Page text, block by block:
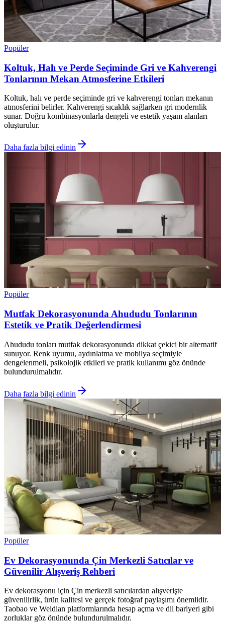
Popüler
Koltuk, Halı ve Perde Seçiminde Gri ve Kahverengi
Tonlarının Mekan Atmosferine Etkileri
Koltuk, halı ve perde seçiminde gri ve kahverengi tonları mekanın
atmosferini belirler. Kahverengi sıcaklık sağlarken gri modernlik
sunar. Doğru kombinasyonlarla dengeli ve estetik yaşam alanları
oluşturulur.
Daha fazla bilgi edinin
Popüler
Mutfak Dekorasyonunda Ahududu Tonlarının
Estetik ve Pratik Değerlendirmesi
Ahududu tonları mutfak dekorasyonunda dikkat çekici bir alternatif
sunuyor. Renk uyumu, aydınlatma ve mobilya seçimiyle
dengelenmeli, psikolojik etkileri ve pratik kullanımı göz önünde
bulundurulmalıdır.
Daha fazla bilgi edinin
Popüler
Ev Dekorasyonunda Çin Merkezli Satıcılar ve
Güvenilir Alışveriş Rehberi
Ev dekorasyonu için Çin merkezli satıcılardan alışverişte
güvenilirlik, ürün kalitesi ve gerçek fotoğraf paylaşımı önemlidir.
Taobao ve Weidian platformlarında hesap açma ve dil bariyeri gibi
zorluklar göz önünde bulundurulmalıdır.